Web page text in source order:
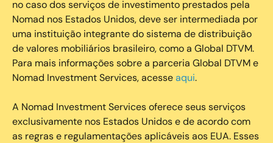
no caso dos serviços de investimento prestados pela
Nomad nos Estados Unidos, deve ser intermediada por
uma instituição integrante do sistema de distribuição
de valores mobiliários brasileiro, como a Global DTVM.
Para mais informações sobre a parceria Global DTVM e
Nomad Investment Services, acesseaqui.
A Nomad Investment Services oferece seus serviços
exclusivamente nos Estados Unidos e de acordo com
as regras e regulamentações aplicáveis aos EUA. Esses